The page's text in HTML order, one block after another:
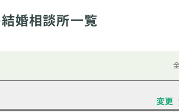
婚相談所一覧
変更